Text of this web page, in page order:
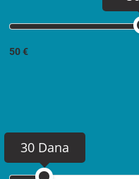
50 €
30 Dana